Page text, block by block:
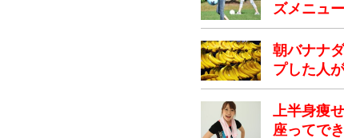
ズメニュー
朝バナナ
プした人
上半身痩
座ってで